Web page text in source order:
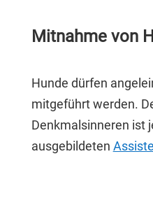
Mitnahme von
Hunde dürfen
mitgeführt werden.
Denkmalsinneren ist
ausgebildeten